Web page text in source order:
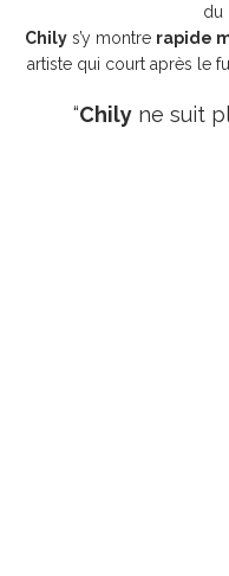
du
Chilys’y montre rapide
artiste qui court après le
“Chily ne suit